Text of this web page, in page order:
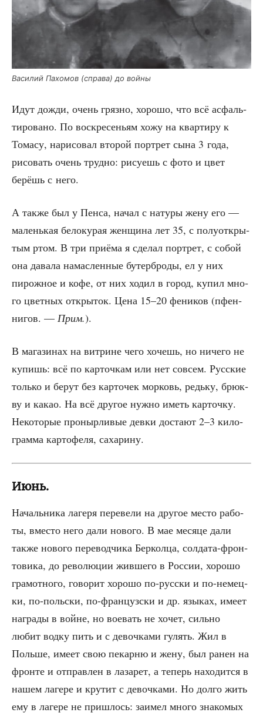
Васи­лий Пахо­мов (спра­ва) до войны
Идут дожди, очень гряз­но, хоро­шо, что всё асфаль­
ти­ро­ва­но. По вос­кре­се­ньям хожу на квар­ти­ру к
Тома­су, нари­со­вал вто­рой порт­рет сына 3 года,
рисо­вать очень труд­но: рису­ешь с фото и цвет
берёшь с него.
А так­же был у Пен­са, начал с нату­ры жену его —
малень­кая бело­ку­рая жен­щи­на лет 35, с полу­от­кры­
тым ртом. В три при­ё­ма я сде­лал порт­рет, с собой
она дава­ла намас­лен­ные бутер­бро­ды, ел у них
пирож­ное и кофе, от них ходил в город, купил мно­
го цвет­ных откры­ток. Цена 15–20 фени­ков (пфен­
ни­гов. — Прим.).
В мага­зи­нах на вит­рине чего хочешь, но ниче­го не
купишь: всё по кар­точ­кам или нет совсем. Рус­ские
толь­ко и берут без кар­то­чек мор­ковь, редь­ку, брюк­
ву и какао. На всё дру­гое нуж­но иметь кар­точ­ку.
Неко­то­рые про­ныр­ли­вые дев­ки доста­ют 2–3 кило­
грам­ма кар­то­фе­ля, сахарину.
Июнь.
Началь­ни­ка лаге­ря пере­ве­ли на дру­гое место рабо­
ты, вме­сто него дали ново­го. В мае меся­це дали
так­же ново­го пере­вод­чи­ка Бер­кол­ца, сол­да­та-фрон­
то­ви­ка, до рево­лю­ции жив­ше­го в Рос­сии, хоро­шо
гра­мот­но­го, гово­рит хоро­шо по-рус­ски и по-немец­
ки, по-поль­ски, по-фран­цуз­ски и др. язы­ках, име­ет
награ­ды в войне, но вое­вать не хочет, силь­но
любит вод­ку пить и с девоч­ка­ми гулять. Жил в
Поль­ше, име­ет свою пекар­ню и жену, был ранен на
фрон­те и отправ­лен в лаза­рет, а теперь нахо­дит­ся в
нашем лаге­ре и кру­тит с девоч­ка­ми. Но дол­го жить
ему в лаге­ре не при­шлось: заи­мел мно­го зна­ко­мых